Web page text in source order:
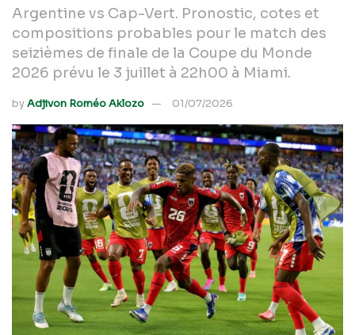
Argentine vs Cap-Vert. Pronostic, cotes et
compositions probables pour le match des
seizièmes de finale de la Coupe du Monde
2026 prévu le 3 juillet à 22h00 à Miami.
byAdjivon Roméo Aklozo 01/07/2026